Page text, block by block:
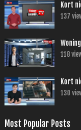
Kort
137
118
Kort
130
Most Popular Posts